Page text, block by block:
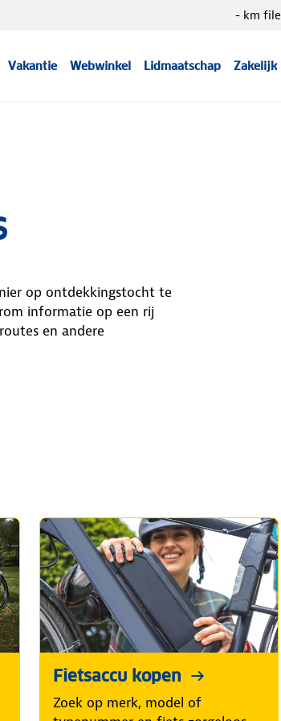
Vakantie Webwinkel Lidmaatschap Zakelijk
- km file
op ontdekkingstocht te
informatie op een rij
en andere
Fietsaccu kopen
Zoek op merk, model of